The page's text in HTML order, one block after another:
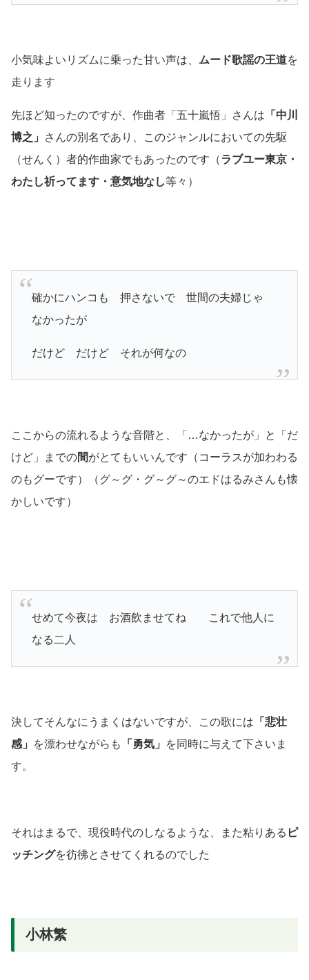
小気味よいリズムに乗った甘い声は、 ムード歌謡の王道を
走ります
先ほど知ったのですが、作曲者「五十嵐悟」さんは 「中川
博之」
さんの別名であり、このジャンルにおいての先駆
（せんく） 者的作曲家でもあったのです （ラブユー東京・
わたし祈ってます・意気地なし等々）
確かにハンコも 押さないで 世間の夫婦じゃ
なかったが
だけど だけど それが何なの
ここからの流れるような音階と、「…なかったが」と「だ
けど」までの間がとてもいいんです （コーラスが加わわる
のもグーです）（グ～グ・グ～グ～のエドはるみさんも懐
かしいです）
せめて今夜は お酒飲ませてね これで他人に
なる二人
決してそんなにうまくはないですが、この歌には 「悲壮
感」
を漂わせながらも 「勇気」
を同時に与えて下さいま
す。
それはまるで、現役時代のしなるような、また粘りある ピ
ッチングを彷彿とさせてくれるのでした
小林繁